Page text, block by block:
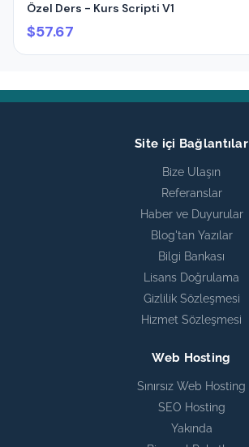
Özel Ders - Kurs Scripti V1
$57.67
Site içi Bağlantılar
Bize Ulaşın
Referanslar
Haber ve Duyurular
Blog'tan Yazılar
Bilgi Bankası
Lisans Doğrulama
Gizlilik Sözleşmesi
Hizmet Sözleşmesi
Web Hosting
Sınırsız Web Hosting
SEO Hosting
Yakında